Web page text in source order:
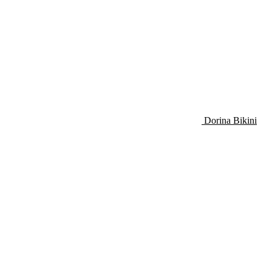
Dorina Bikini